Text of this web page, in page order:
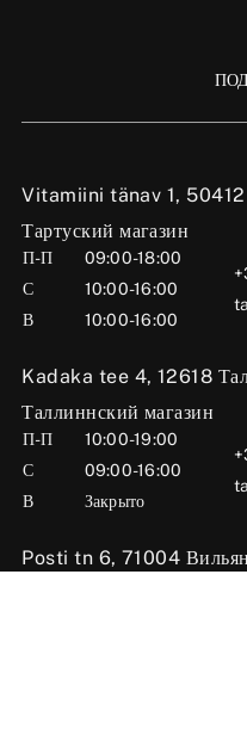
Vitamiini tänav 1, 50412
Тартуский магазин
П-П
09:00-18:00
С
10:00-16:00
В
10:00-16:00
Kadaka tee 4, 12618
Таллиннский магазин
П-П
10:00-19:00
С
09:00-16:00
В
Закрыто
Posti tn 6, 71004